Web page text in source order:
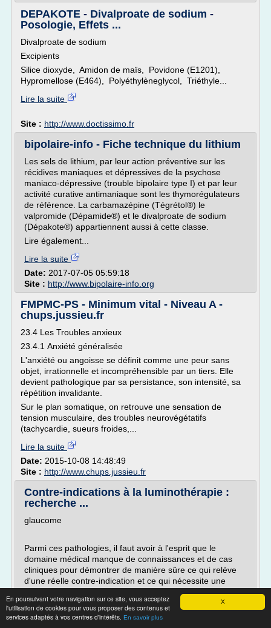
X
En poursuivant votre navigation sur ce site, vous acceptez
l'utilisation de cookies pour vous proposer des contenus et
services adaptés à vos centres d'intérêts. En savoir plus
DEPAKOTE - Divalproate de sodium -
Posologie, Effets ...
Divalproate de sodium
Excipients
Silice dioxyde, Amidon de maïs, Povidone (E1201),
Hypromellose (E464), Polyéthylèneglycol, Triéthyle...
Lire la suite
Site : http://www.doctissimo.fr
bipolaire-info - Fiche technique du lithium
Les sels de lithium, par leur action préventive sur les
récidives maniaques et dépressives de la psychose
maniaco-dépressive (trouble bipolaire type I) et par leur
activité curative antimaniaque sont les thymorégulateurs
de référence. La carbamazépine (Tégrétol®) le
valpromide (Dépamide®) et le divalproate de sodium
(Dépakote®) appartiennent aussi à cette classe.
Lire également...
Lire la suite
Date: 2017-07-05 05:59:18
Site : http://www.bipolaire-info.org
FMPMC-PS - Minimum vital - Niveau A -
chups.jussieu.fr
23.4 Les Troubles anxieux
23.4.1 Anxiété généralisée
L'anxiété ou angoisse se définit comme une peur sans
objet, irrationnelle et incompréhensible par un tiers. Elle
devient pathologique par sa persistance, son intensité, sa
répétition invalidante.
Sur le plan somatique, on retrouve une sensation de
tension musculaire, des troubles neurovégétatifs
(tachycardie, sueurs froides,...
Lire la suite
Date: 2015-10-08 14:48:49
Site : http://www.chups.jussieu.fr
Contre-indications à la luminothérapie :
recherche ...
glaucome
Parmi ces pathologies, il faut avoir à l'esprit que le
domaine médical manque de connaissances et de cas
cliniques pour démontrer de manière sûre ce qui relève
d'une réelle contre-indication et ce qui nécessite une
luminothérapie.